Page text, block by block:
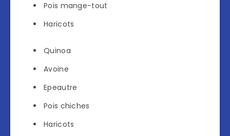
Pois mange-tout
Haricots
Quinoa
Avoine
Epeautre
Pois chiches
Haricots